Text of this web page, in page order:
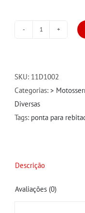
325"
e
BXP
SKU: 11D1002
Categorias: >
Diversas
Tags: ponta para
Descrição
Avaliações (0)